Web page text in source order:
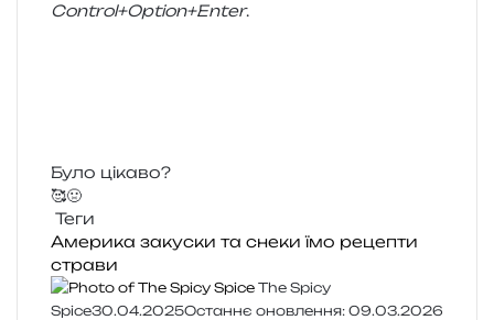
Control+Option+Enter.
Було цікаво?
🥰🤢
Теги
Америка закуски та снеки їмо рецепти
страви
The Spicy
Spice30.04.2025Останнє оновлення: 09.03.2026